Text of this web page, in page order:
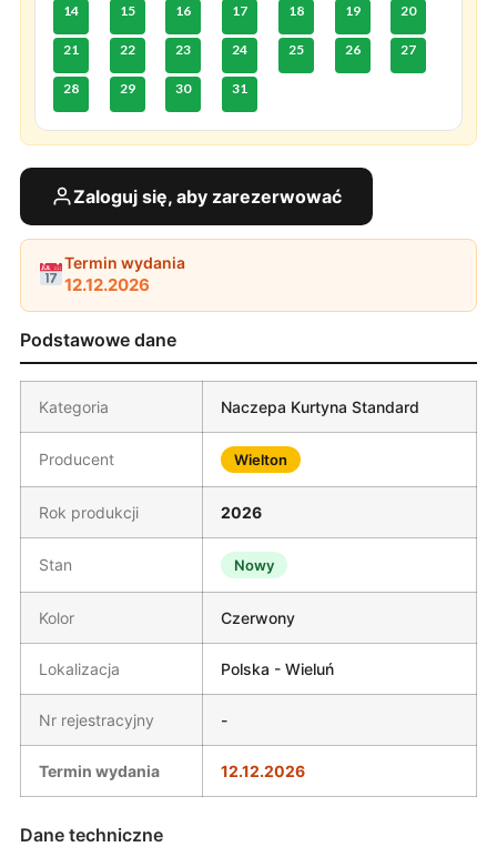
14 15 16 17 18 19 20
21 22 23 24 25 26 27
28 29 30 31
Zaloguj się, aby zarezerwować
Termin wydania
12.12.2026
Podstawowe dane
Kategoria Naczepa Kurtyna Standard
Producent Wielton
Rok produkcji 2026
Stan Nowy
Kolor Czerwony
Lokalizacja Polska - Wieluń
Nr rejestracyjny -
Termin wydania 12.12.2026
Dane techniczne